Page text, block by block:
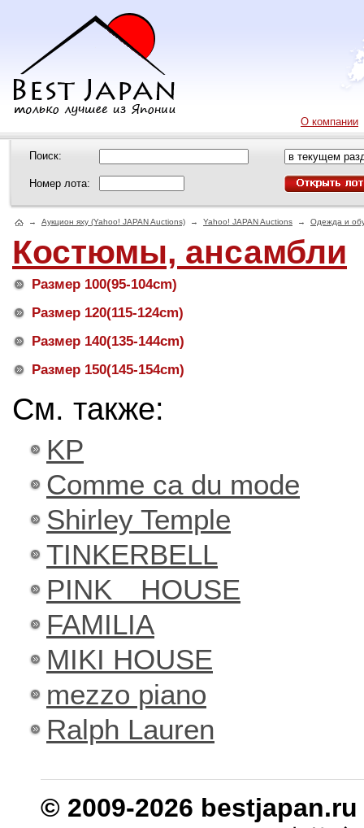
О компании
Поиск:
Номер лота:
→ Аукцион яху (Yahoo! JAPAN Auctions) → Yahoo! JAPAN Auctions → Одежда и
Костюмы, ансамбли
Размер 100(95-104cm)
Размер 120(115-124cm)
Размер 140(135-144cm)
Размер 150(145-154cm)
См. также:
KP
Сomme ca du mode
Shirley Temple
TINKERBELL
PINK HOUSE
FAMILIA
MIKI HOUSE
mezzo piano
Ralph Lauren
© 2009-2026